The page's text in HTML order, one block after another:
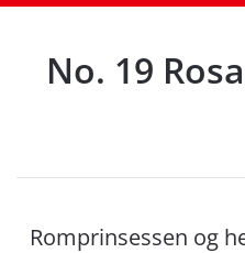
No. 19
Romprinsessen og